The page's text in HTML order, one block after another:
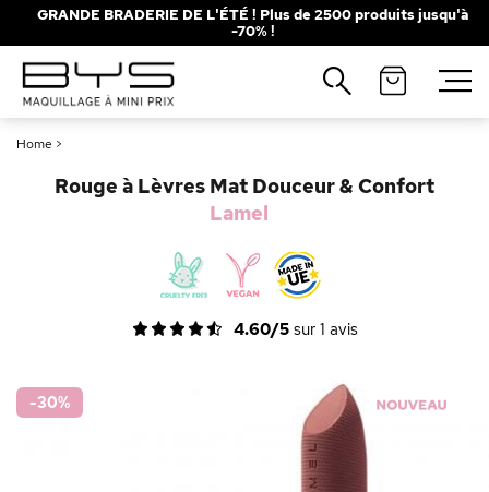
GRANDE BRADERIE DE L'ÉTÉ ! Plus de 2500 produits jusqu'à
-70% !
Home >
Rouge à Lèvres Mat Douceur & Confort
Lamel
4.60/5sur 1 avis
-30%
Fermer
Recherches populaires
Solaire
Rouge à Lèvres